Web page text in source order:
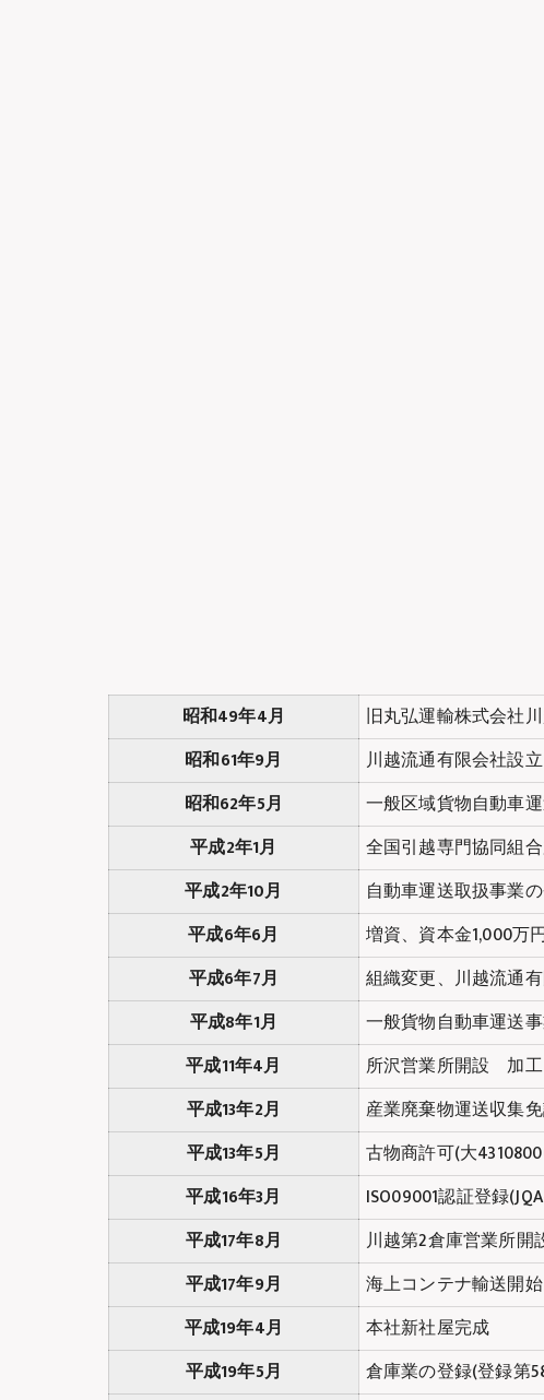
昭和49年4月
旧丸弘運輸株式会社
昭和61年9月
川越流通有限会社設立
昭和62年5月
一般区域貨物自動車
平成2年1月
全国引越専門協同組
平成2年10月
自動車運送取扱事業
平成6年6月
増資、資本金1,000万
平成6年7月
組織変更、川越流通
平成8年1月
一般貨物自動車運送
平成11年4月
所沢営業所開設 加
平成13年2月
産業廃棄物運送収集
平成13年5月
古物商許可(大
平成16年3月
ISO09001認証登録
平成17年8月
川越第2倉庫営業所開
平成17年9月
海上コンテナ輸送開始
平成19年4月
本社新社屋完成
平成19年5月
倉庫業の登録(登録第